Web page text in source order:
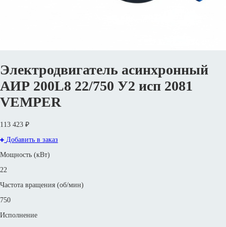
Электродвигатель асинхронный
АИР 200L8 22/750 У2 исп 2081
VEMPER
113 423 ₽
Добавить в заказ
Мощность (кВт)
22
Частота вращения (об/мин)
750
Исполнение